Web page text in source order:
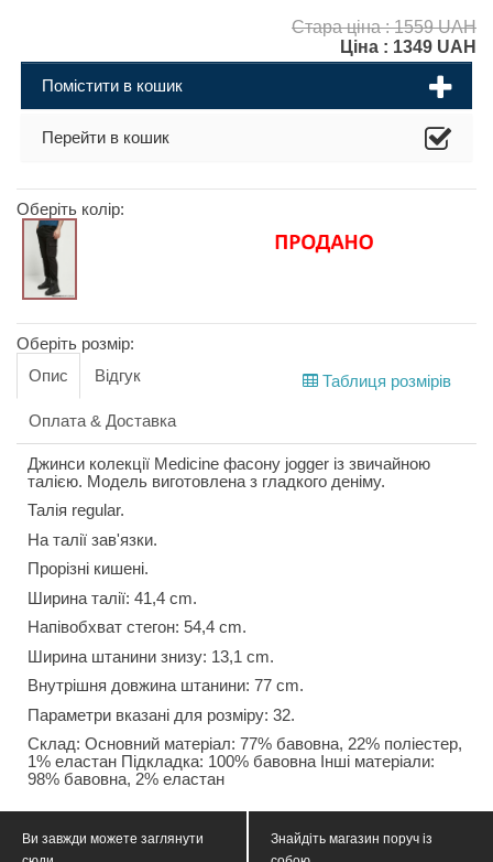
Стара ціна : 1559 UAH
Ціна : 1349 UAH
Помістити в кошик
Перейти в кошик
Оберіть колір:
Оберіть розмір:
Таблиця розмірів
Опис Відгук
Оплата & Доставка
Джинси колекції Medicine фасону jogger із звичайною
талією. Модель виготовлена з гладкого деніму.
Талія regular.
На талії зав'язки.
Прорізні кишені.
Ширина талії: 41,4 cm.
Напівобхват стегон: 54,4 cm.
Ширина штанини знизу: 13,1 cm.
Внутрішня довжина штанини: 77 cm.
Параметри вказані для розміру: 32.
Склад: Основний матеріал: 77% бавовна, 22% поліестер,
1% еластан Підкладка: 100% бавовна Інші матеріали:
98% бавовна, 2% еластан
Ви завжди можете заглянути
Знайдіть магазин поруч із